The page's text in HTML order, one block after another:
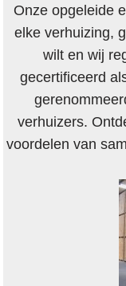
Onze opgeleide
elke verhuizing,
wilt en wij
gecertificeerd
verhuizers.
voordelen van